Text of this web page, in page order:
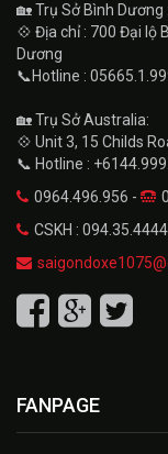
🏡 Trụ Sở Bình Dương :
💠 Địa chỉ : 700 Đại lộ
Dương
📞Hotline :
🏡 Trụ Sở Australia:
💠 Unit 3, 15 Childs
📞 Hotline :
0964.496.956 -
CSKH :
FANPAGE